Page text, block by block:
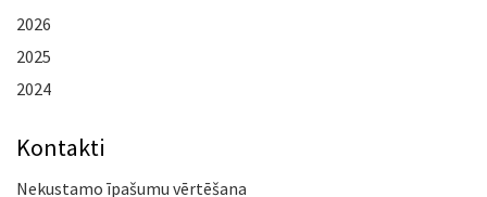
2026
2025
2024
Kontakti
Nekustamo īpašumu vērtēšana